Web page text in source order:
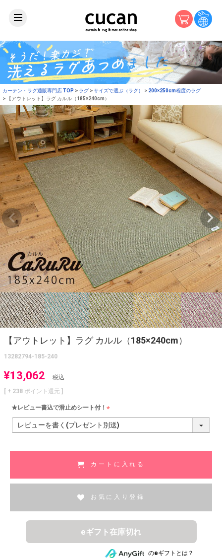
カーテン・ラグ通販専門店 TOP ラグ サイズで選ぶ（ラグ）
200×250cm程度のラグ
【アウトレット】ラグ カルル（185×240cm）
【アウトレット】ラグ カルル（185×240cm）
13282794-185-240
¥13,062
税込
[ + 238 ポイント還元 ]
★レビュー書込で滑止めシート付！
(
必
カートに入れる
お気に入り登録
eギフト在庫切れ
のeギフトとは？